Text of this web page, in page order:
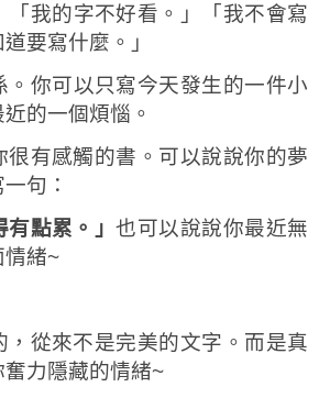
「我的字不好看。」
「我不會寫
道要寫什麼。」
你可以只寫今天發生的一件小
的一個煩惱。
有感觸的書。 可以說說你的夢
句：
有點累。」也可以說說你最近無
情緒~
，從來不是完美的文字。 而是真
力隱藏的情緒~